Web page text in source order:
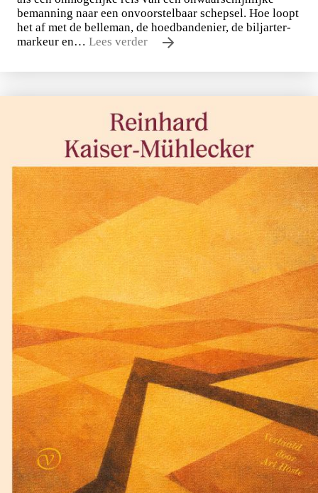
Lewis Carroll
De klopjacht op de sneer
17,50
BESTEL
bemanning naar een onvoorstelbaar schepsel. Hoe loopt
het af met de belleman, de hoedbandenier, de biljarter-
markeur en… Lees verder